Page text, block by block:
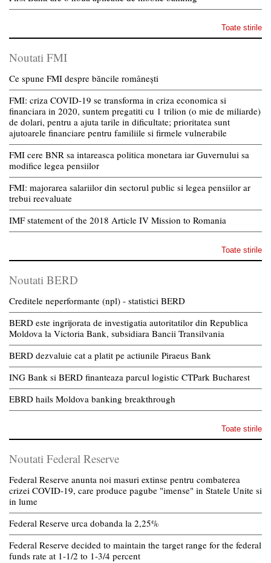
Toate stirile
Noutati FMI
Ce spune FMI despre băncile românești
FMI: criza COVID-19 se transforma in criza economica si
financiara in 2020, suntem pregatiti cu 1 trilion (o mie de miliarde)
de dolari, pentru a ajuta tarile in dificultate; prioritatea sunt
ajutoarele financiare pentru familiile si firmele vulnerabile
FMI cere BNR sa intareasca politica monetara iar Guvernului sa
modifice legea pensiilor
FMI: majorarea salariilor din sectorul public si legea pensiilor ar
trebui reevaluate
IMF statement of the 2018 Article IV Mission to Romania
Toate stirile
Noutati BERD
Creditele neperformante (npl) - statistici BERD
BERD este ingrijorata de investigatia autoritatilor din Republica
Moldova la Victoria Bank, subsidiara Bancii Transilvania
BERD dezvaluie cat a platit pe actiunile Piraeus Bank
ING Bank si BERD finanteaza parcul logistic CTPark Bucharest
EBRD hails Moldova banking breakthrough
Toate stirile
Noutati Federal Reserve
Federal Reserve anunta noi masuri extinse pentru combaterea
crizei COVID-19, care produce pagube "imense" in Statele Unite si
in lume
Federal Reserve urca dobanda la 2,25%
Federal Reserve decided to maintain the target range for the federal
funds rate at 1-1/2 to 1-3/4 percent